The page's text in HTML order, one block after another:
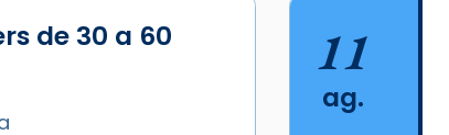
de 30 a 60
11
ag.